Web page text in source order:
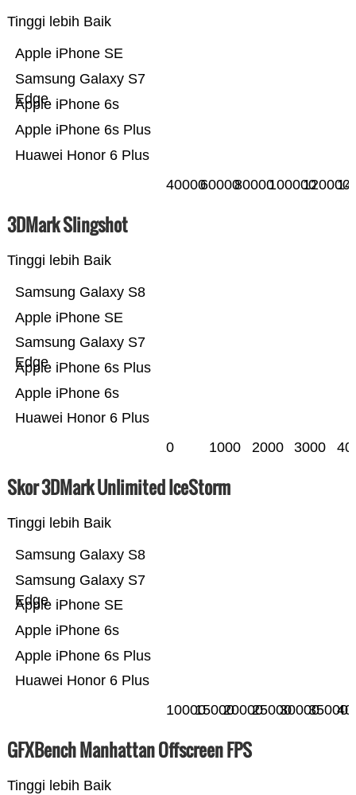
Tinggi lebih Baik
Huawei Honor 6 Plus
Apple iPhone 6s Plus
Apple iPhone 6s
Samsung Galaxy S7
Edge
Apple iPhone SE
400006000080000100000120000
3DMark Slingshot
Tinggi lebih Baik
Huawei Honor 6 Plus
Apple iPhone 6s
Apple iPhone 6s Plus
Samsung Galaxy S7
Edge
Apple iPhone SE
Samsung Galaxy S8
0 1000 2000 3000
Skor 3DMark Unlimited IceStorm
Tinggi lebih Baik
Huawei Honor 6 Plus
Apple iPhone 6s Plus
Apple iPhone 6s
Apple iPhone SE
Samsung Galaxy S7
Edge
Samsung Galaxy S8
100001500020000250003000035000
GFXBench Manhattan Offscreen FPS
Tinggi lebih Baik